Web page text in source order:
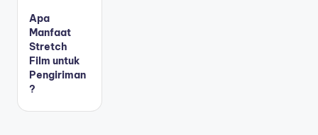
Apa
Manfaat
Stretch
Film untuk
Pengiriman
?